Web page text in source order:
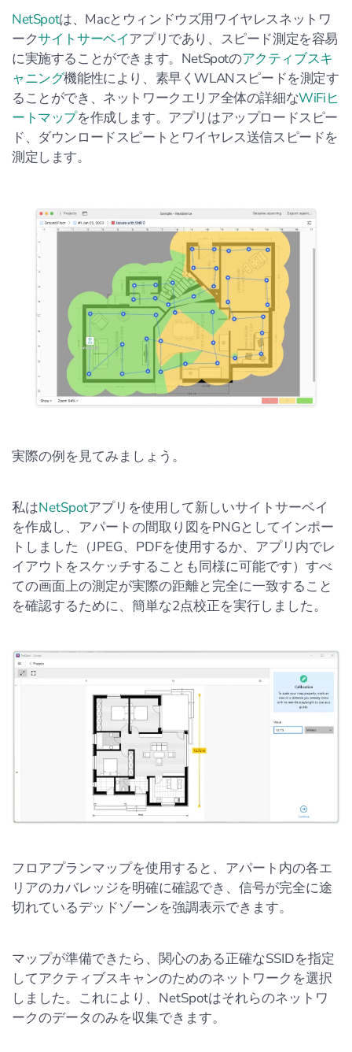
NetSpotは、Macとウィンドウズ用ワイヤレスネットワ
ークサイトサーベイアプリであり、スピード測定を容易
に実施することができます。NetSpotのアクティブスキ
ャニング機能性により、素早くWLANスピードを測定す
ることができ、ネットワークエリア全体の詳細なWiFiヒ
ートマップを作成します。アプリはアップロードスピー
ド、ダウンロードスピートとワイヤレス送信スピードを
測定します。
実際の例を見てみましょう。
私はNetSpotアプリを使用して新しいサイトサーベイ
を作成し、アパートの間取り図をPNGとしてインポー
トしました（JPEG、PDFを使用するか、アプリ内でレ
イアウトをスケッチすることも同様に可能です）すべ
ての画面上の測定が実際の距離と完全に一致すること
を確認するために、簡単な2点校正を実行しました。
フロアプランマップを使用すると、アパート内の各エ
リアのカバレッジを明確に確認でき、信号が完全に途
切れているデッドゾーンを強調表示できます。
マップが準備できたら、関心のある正確なSSIDを指定
してアクティブスキャンのためのネットワークを選択
しました。これにより、NetSpotはそれらのネットワ
ークのデータのみを収集できます。